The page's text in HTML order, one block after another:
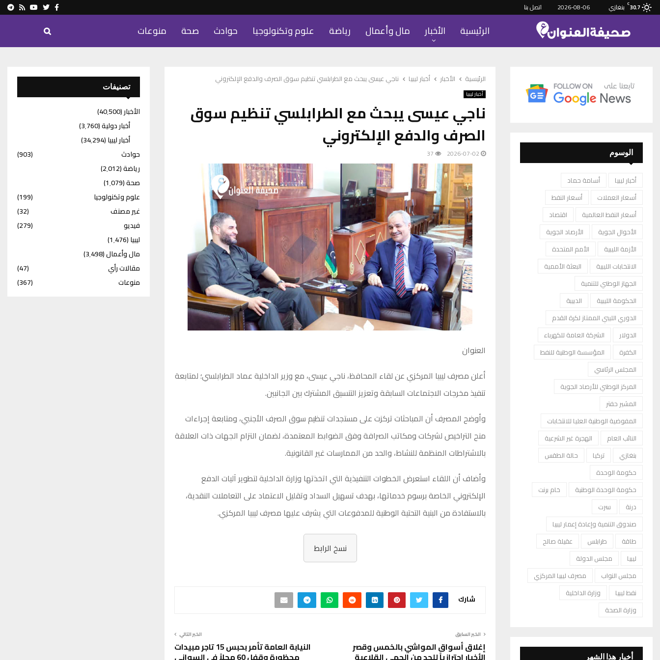
30.7
C بنغازي 2026-08-06 اتصل بنا Facebook
Twitter
Youtube
Rss
الرئيسية الأخبار مال وأعمال رياضة علوم وتكنولوجيا حوادث صحة منوعات
الرئيسية الأخبار أخبار ليبيا ناجي عيسى يبحث مع الطرابلسي تنظيم سوق الصرف والدفع الإلكتروني
أخبار ليبيا
ناجي عيسى يبحث مع الطرابلسي تنظيم سوق
الصرف والدفع الإلكتروني
2026-07-02
37
العنوان
أعلن مصرف ليبيا المركزي عن لقاء المحافظ، ناجي عيسى، مع وزير الداخلية عماد الطرابلسي؛ لمتابعة
تنفيذ مخرجات الاجتماعات السابقة وتعزيز التنسيق المشترك بين الجانبين.
وأوضح المصرف أن المباحثات تركزت على مستجدات تنظيم سوق الصرف الأجنبي، ومتابعة إجراءات
منح التراخيص لشركات ومكاتب الصرافة وفق الضوابط المعتمدة، لضمان التزام الجهات ذات العلاقة
بالاشتراطات المنظمة للنشاط، والحد من الممارسات غير القانونية.
وأضاف أن اللقاء استعرض الخطوات التنفيذية التي اتخذتها وزارة الداخلية لتطوير آليات الدفع
الإلكتروني الخاصة برسوم خدماتها، بهدف تسهيل السداد وتقليل الاعتماد على التعاملات النقدية،
بالاستفادة من البنية التحتية الوطنية للمدفوعات التي يشرف عليها مصرف ليبيا المركزي.
نسخ الرابط
شارك
الخبر السابق
إغلاق أسواق المواشي بالخمس وقصر
الأخيار احترازياً للحد من الحمى القلاعية
الخبر التالي
النيابة العامة تأمر بحبس 15 تاجر مبيدات
محظورة وقفل 60 محلاً في السواني
الوسوم
أخبار ليبيا
أسامة حماد
أسعار العملات
أسعار النفط
أسعار النفط العالمية
اقتصاد
الأحوال الجوية
الأرصاد الجوية
الأزمة الليبية
الأمم المتحدة
الانتخابات الليبية
البعثة الأممية
الجهاز الوطني للتنمية
الحكومة الليبية
الدبيبة
الدوري الليبي الممتاز لكرة القدم
الدولار
الشركة العامة للكهرباء
الكفرة
المؤسسة الوطنية للنفط
المجلس الرئاسي
المركز الوطني للأرصاد الجوية
المشير حفتر
المفوضية الوطنية العليا للانتخابات
النائب العام
الهجرة غير الشرعية
بنغازي
تركيا
حالة الطقس
حكومة الوحدة
حكومة الوحدة الوطنية
خام برنت
درنة
سرت
صندوق التنمية وإعادة إعمار ليبيا
طاقة
طرابلس
عقيلة صالح
ليبيا
مجلس الدولة
مجلس النواب
مصرف ليبيا المركزي
نفط ليبيا
وزارة الداخلية
وزارة الصحة
أخبار هذا الشهر
تصنيفات
الأخبار(40٬500)
أخبار دولية(3٬760)
أخبار ليبيا(34٬294)
حوادث
(903)
رياضة(2٬012)
صحة(1٬079)
علوم وتكنولوجيا
(199)
غير مصنف
(32)
فيديو
(279)
ليبيا(1٬476)
مال وأعمال(3٬498)
مقالات رأي
(47)
منوعات
(367)